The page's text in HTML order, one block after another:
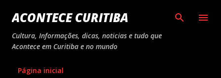
Pular para o conteúdo principal
ACONTECE CURITIBA
Cultura, Informações, dicas, noticias e tudo que
Acontece em Curitiba e no mundo
Página inicial